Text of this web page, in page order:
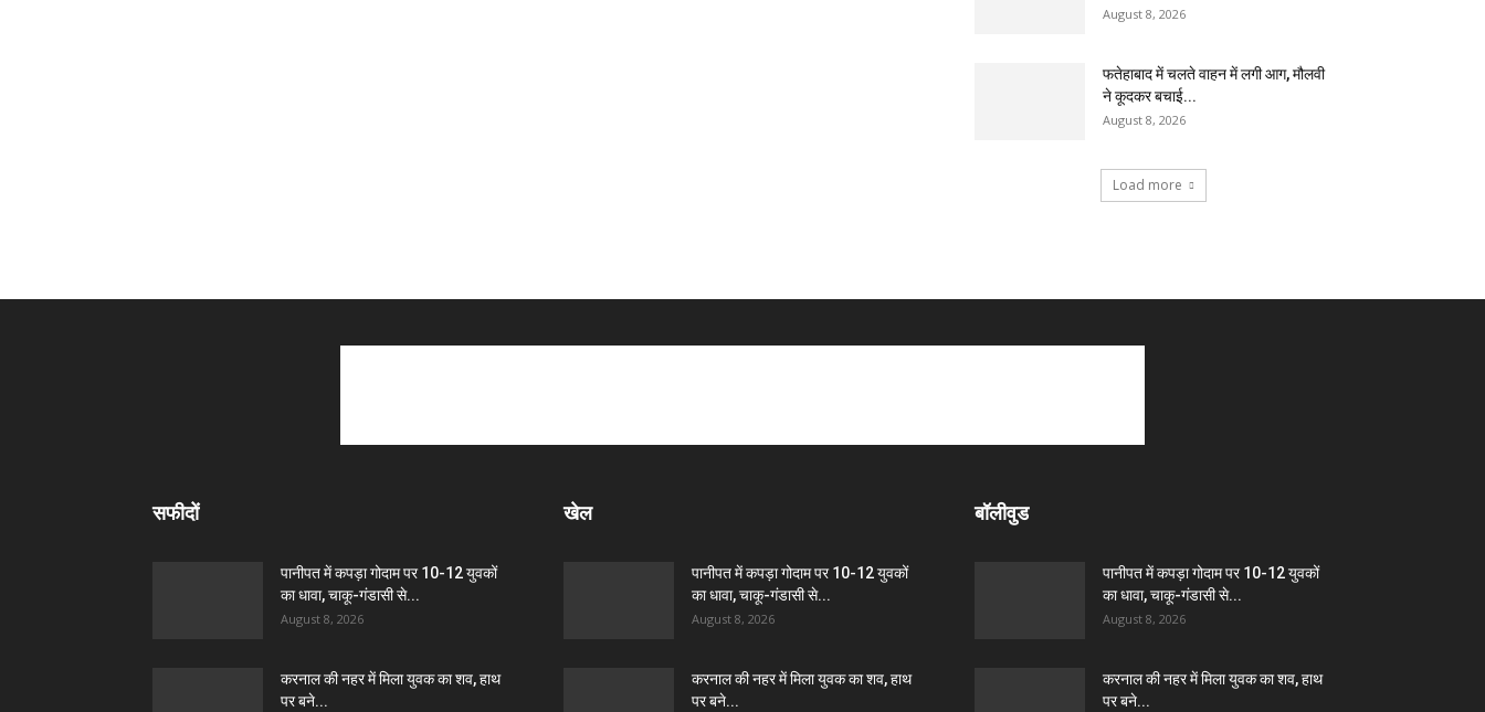
August 8, 2026
फतेहाबाद में चलते वाहन में लगी आग, मौलवी
ने कूदकर बचाई...
August 8, 2026
Load more
सफीदों
पानीपत में कपड़ा गोदाम पर 10-12 युवकों
का धावा, चाकू-गंडासी से...
August 8, 2026
करनाल की नहर में मिला युवक का शव, हाथ
पर बने...
खेल
पानीपत में कपड़ा गोदाम पर 10-12 युवकों
का धावा, चाकू-गंडासी से...
August 8, 2026
करनाल की नहर में मिला युवक का शव, हाथ
पर बने...
बॉलीवुड
पानीपत में कपड़ा गोदाम पर 10-12 युवकों
का धावा, चाकू-गंडासी से...
August 8, 2026
करनाल की नहर में मिला युवक का शव, हाथ
पर बने...